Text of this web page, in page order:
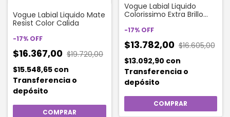
Vogue Labial Liquido Mate
Resist Color Calida
-17% OFF
$16.367,00 $19.720,00
$15.548,65 con
Transferencia o
depósito
Vogue Labial Liquido
Colorissimo Extra Brillo
-17% OFF
$13.782,00 $16.605,00
$13.092,90 con
Transferencia o
depósito